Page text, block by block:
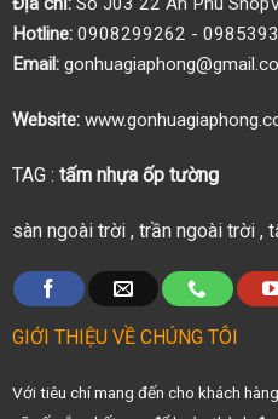
Hotline:0908299262 -
Email:
Website:
TAG : tấm nhựa ốp tường
sàn ngoài trời, trần ngoài trời,
GIỚI THIỆU VỀ CHÚNG TÔI
Với tiêu chí mang đến cho khách